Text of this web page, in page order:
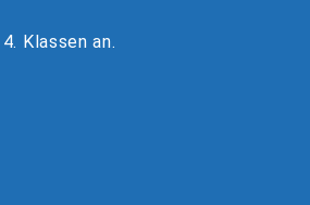
Klassen an.